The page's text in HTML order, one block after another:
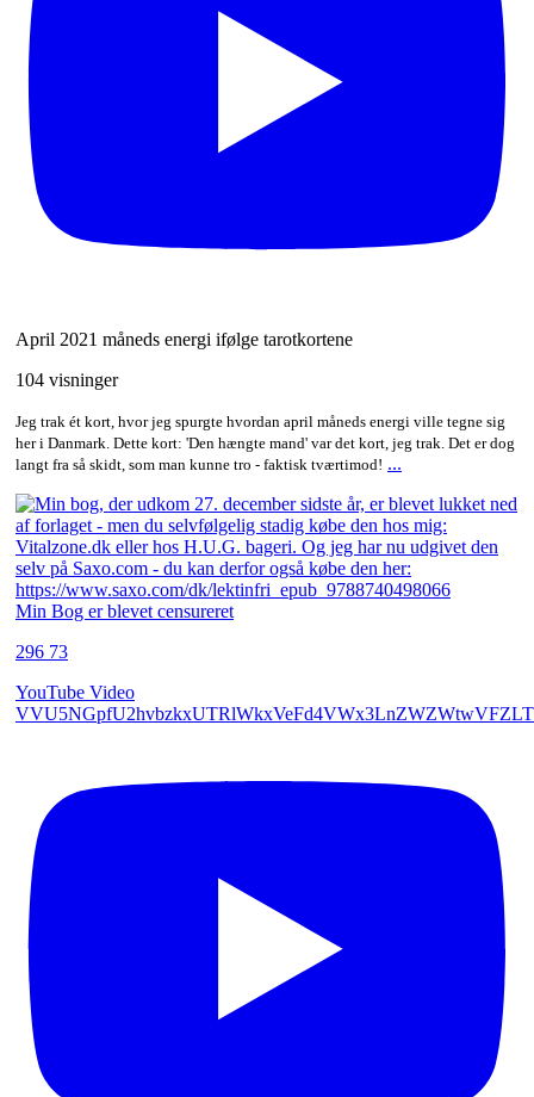
April 2021 måneds energi ifølge tarotkortene
104 visninger
Jeg trak ét kort, hvor jeg spurgte hvordan april måneds energi ville tegne sig
her i Danmark. Dette kort: 'Den hængte mand' var det kort, jeg trak. Det er dog
langt fra så skidt, som man kunne tro - faktisk tværtimod! ...
Min Bog er blevet censureret
296 73
YouTube Video